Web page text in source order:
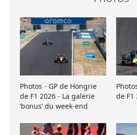
Photos - GP de Hongrie
de F1 2026 - La galerie
’bonus’ du week-end
de F1